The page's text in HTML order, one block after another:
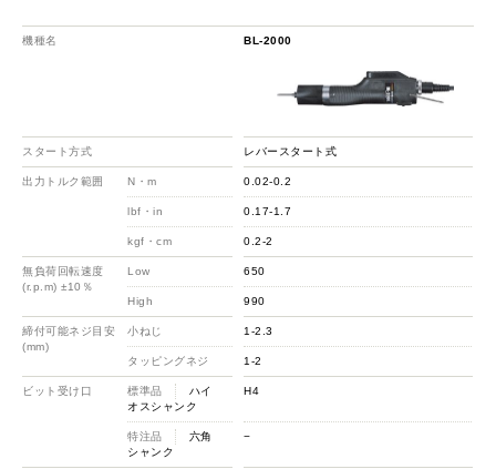
機種名
スタート方式
出力トルク範囲 N・m
lbf・in
kgf・cm
無負荷回転速度
(r.p.m) ±10％
Low
High
締付可能ネジ目安
(mm)
小ねじ
タッピングネジ
ビット受け口 標準品
ハイ
オスシャンク
特注品
六角
シャンク
BL-2000
レバースタート式
0.02-0.2
0.17-1.7
0.2-2
650
990
1-2.3
1-2
H4
−